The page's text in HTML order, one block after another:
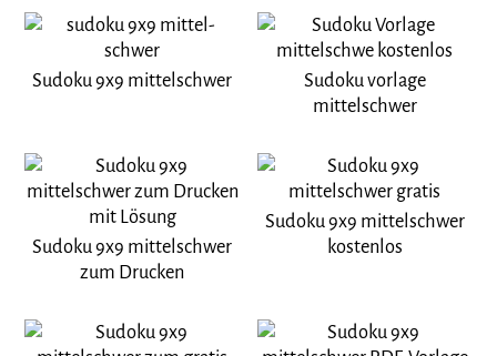
Sudoku 9x9 mittelschwer
Sudoku vorlage
mittelschwer
Sudoku 9x9 mittelschwer
zum Drucken
Sudoku 9x9 mittelschwer
kostenlos